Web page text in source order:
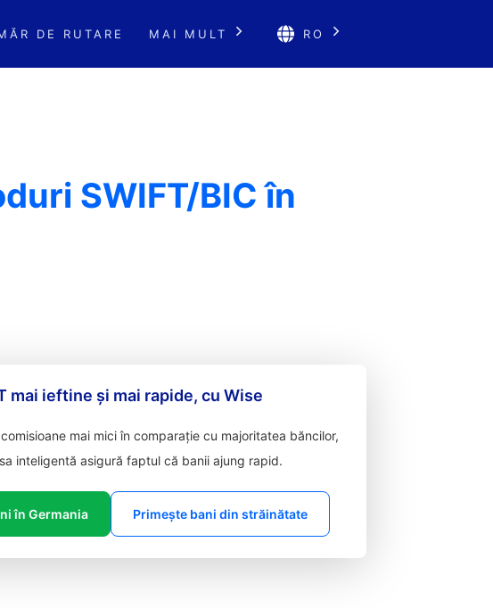
DE RUTARE MAI MULT RO
SWIFT/BIC în
mai ieftine și mai rapide, cu Wise
mai mici în comparație cu majoritatea băncilor,
inteligentă asigură faptul că banii ajung rapid.
în Germania Primește bani din străinătate